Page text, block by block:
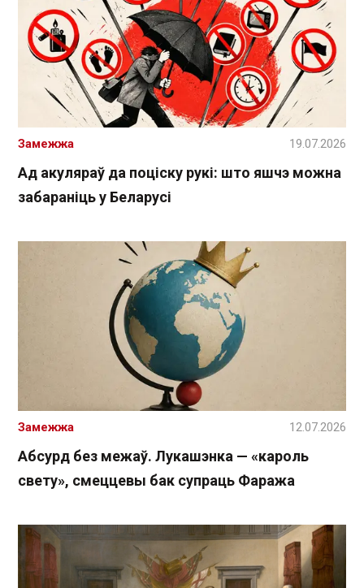
Ад акуляраў да поціску рукі: што яшчэ можна
забараніць у Беларусі
Замежжа 19.07.2026
Абсурд без межаў. Лукашэнка — «кароль
свету», смеццевы бак супраць Фаража
Замежжа 12.07.2026